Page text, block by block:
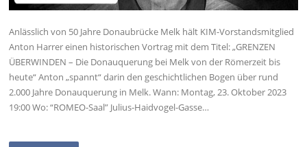
Anlässlich von 50 Jahre Donaubrücke Melk hält KIM-Vorstandsmitglied
Anton Harrer einen historischen Vortrag mit dem Titel: „GRENZEN
ÜBERWINDEN – Die Donauquerung bei Melk von der Römerzeit bis
heute“ Anton „spannt“ darin den geschichtlichen Bogen über rund
2.000 Jahre Donauquerung in Melk. Wann: Montag, 23. Oktober 2023
19:00 Wo: “ROMEO-Saal” Julius-Haidvogel-Gasse…